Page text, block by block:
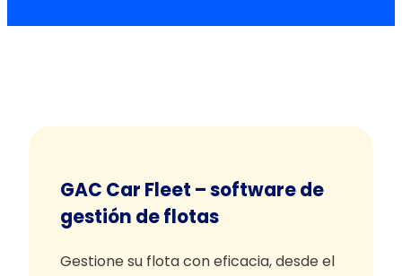
GAC Car Fleet – software de
gestión de flotas
Gestione su flota con eficacia, desde el